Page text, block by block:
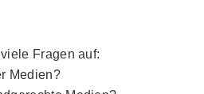
Fragen auf:
Medien?